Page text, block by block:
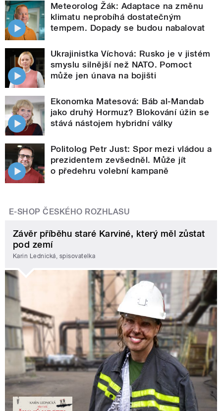
Meteorolog Žák: Adaptace na změnu
klimatu neprobíhá dostatečným
tempem. Dopady se budou nabalovat
Ukrajinistka Víchová: Rusko je v jistém
smyslu silnější než NATO. Pomoct
může jen únava na bojišti
Ekonomka Matesová: Báb al-Mandab
jako druhý Hormuz? Blokování úžin se
stává nástojem hybridní války
Politolog Petr Just: Spor mezi vládou a
prezidentem zevšedněl. Může jít
o předehru volební kampaně
E-SHOP ČESKÉHO ROZHLASU
Závěr příběhu staré Karviné, který měl zůstat
pod zemí
Karin Lednická, spisovatelka